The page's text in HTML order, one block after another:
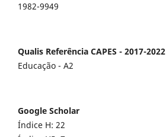
1982-9949
Qualis Referência CAPES - 2017-2022
Educação - A2
Google Scholar
Índice H: 22